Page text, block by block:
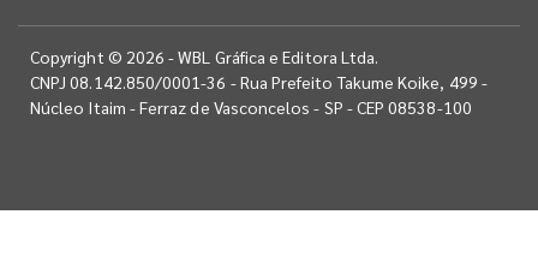
Copyright © 2026 - WBL Gráfica e Editora Ltda.
CNPJ 08.142.850/0001-36 - Rua Prefeito Takume Koike, 499 -
Núcleo Itaim - Ferraz de Vasconcelos - SP - CEP 08538-100